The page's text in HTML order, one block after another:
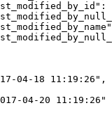
:
04-18 11:19:26" ,
04-20 11:19:26"